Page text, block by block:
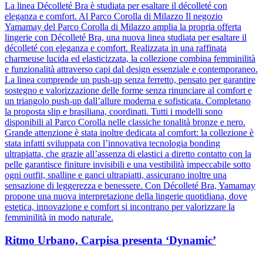
La linea Décolleté Bra è studiata per esaltare il décolleté con
eleganza e comfort. Al Parco Corolla di Milazzo Il negozio
Yamamay del Parco Corolla di Milazzo amplia la propria offerta
lingerie con Décolleté Bra, una nuova linea studiata per esaltare il
décolleté con eleganza e comfort. Realizzata in una raffinata
charmeuse lucida ed elasticizzata, la collezione combina femminilità
e funzionalità attraverso capi dal design essenziale e contemporaneo.
La linea comprende un push-up senza ferretto, pensato per garantire
sostegno e valorizzazione delle forme senza rinunciare al comfort e
un triangolo push-up dall’allure moderna e sofisticata. Completano
la proposta slip e brasiliana, coordinati. Tutti i modelli sono
disponibili al Parco Corolla nelle classiche tonalità bronze e nero.
Grande attenzione è stata inoltre dedicata al comfort: la collezione è
stata infatti sviluppata con l’innovativa tecnologia bonding
ultrapiatta, che grazie all’assenza di elastici a diretto contatto con la
pelle garantisce finiture invisibili e una vestibilità impeccabile sotto
ogni outfit, spalline e ganci ultrapiatti, assicurano inoltre una
sensazione di leggerezza e benessere. Con Décolleté Bra, Yamamay
propone una nuova interpretazione della lingerie quotidiana, dove
estetica, innovazione e comfort si incontrano per valorizzare la
femminilità in modo naturale.
Ritmo Urbano, Carpisa presenta ‘Dynamic’